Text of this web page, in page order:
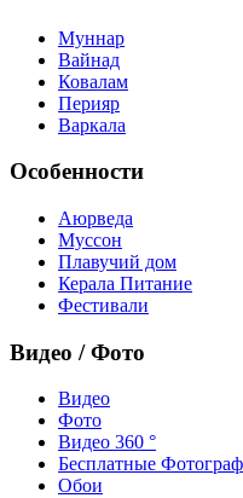
Муннар
Вайнад
Ковалам
Перияр
Варкала
Особенности
Аюрведа
Муссон
Плавучий дом
Керала Питание
Фестивали
Видео / Фото
Видео
Фото
Видео 360 °
Бесплатные
Обои